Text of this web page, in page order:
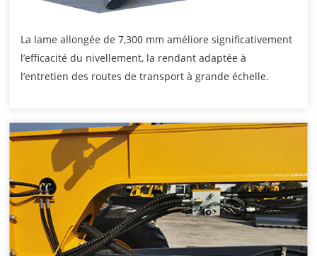
La lame allongée de 7,300 mm améliore significativement
l’efficacité du nivellement, la rendant adaptée à
l’entretien des routes de transport à grande échelle.